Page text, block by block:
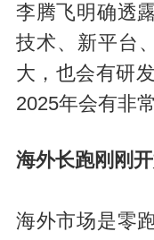
李腾飞明确透
技术、新平台
大，也会有研
2025年会有非
海外长跑刚刚
海外市场是零